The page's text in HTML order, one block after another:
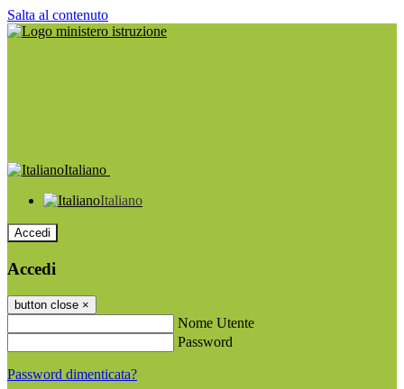
Salta al contenuto
Italiano
Italiano
Accedi
Accedi
button close ×
Nome Utente
Password
Password dimenticata?